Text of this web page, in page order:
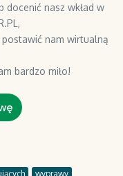
docenić nasz wkład w
nam wirtualną
bardzo miło!
wyprawy